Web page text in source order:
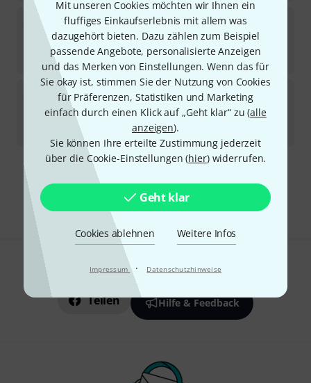
Mit unseren Cookies möchten wir Ihnen ein
fluffiges Einkaufserlebnis mit allem was
dazugehört bieten. Dazu zählen zum Beispiel
passende Angebote, personalisierte Anzeigen
und das Merken von Einstellungen. Wenn das für
Sie okay ist, stimmen Sie der Nutzung von Cookies
für Präferenzen, Statistiken und Marketing
einfach durch einen Klick auf „Geht klar“ zu (alle
anzeigen).
Sie können Ihre erteilte Zustimmung jederzeit
über die Cookie-Einstellungen (hier) widerrufen.
Geht klar
Cookies ablehnen Weitere Infos
Impressum · Datenschutzhinweise
MidiplusX6 Max
Auf Anfrage
499 €
Midiplus
Auf Anfrage
Alle Preise inkl. MwSt.
Gefällt Ihnen, was Sie sehen?
Teilen Hilfe & Feedback